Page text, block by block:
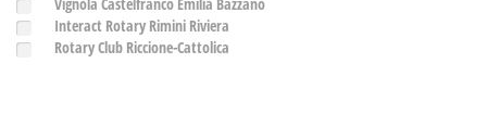
Interact Rotary Rimini Riviera
Rotary Club Riccione-Cattolica